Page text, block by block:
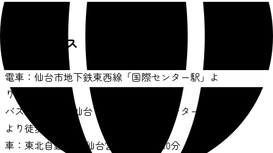
４．アクセス
電車：仙台市地下鉄東西線「国際センター駅」よ
り徒歩約7分
バス：るーぷる仙台「博物館・国際センター前」
より徒歩約2分
車：東北自動車道 仙台宮城ICより約10分